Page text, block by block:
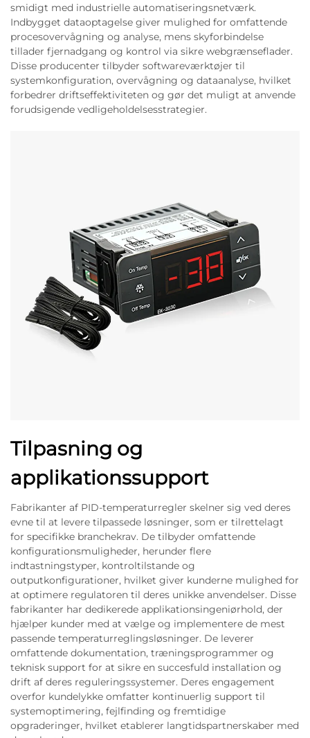
smidigt med industrielle automatiseringsnetværk.
Indbygget dataoptagelse giver mulighed for omfattende
procesovervågning og analyse, mens skyforbindelse
tillader fjernadgang og kontrol via sikre webgrænseflader.
Disse producenter tilbyder softwareværktøjer til
systemkonfiguration, overvågning og dataanalyse, hvilket
forbedrer driftseffektiviteten og gør det muligt at anvende
forudsigende vedligeholdelsesstrategier.
Tilpasning og
applikationssupport
Fabrikanter af PID-temperaturregler skelner sig ved deres
evne til at levere tilpassede løsninger, som er tilrettelagt
for specifikke branchekrav. De tilbyder omfattende
konfigurationsmuligheder, herunder flere
indtastningstyper, kontroltilstande og
outputkonfigurationer, hvilket giver kunderne mulighed for
at optimere regulatoren til deres unikke anvendelser. Disse
fabrikanter har dedikerede applikationsingeniørhold, der
hjælper kunder med at vælge og implementere de mest
passende temperaturreglingsløsninger. De leverer
omfattende dokumentation, træningsprogrammer og
teknisk support for at sikre en succesfuld installation og
drift af deres reguleringssystemer. Deres engagement
overfor kundelykke omfatter kontinuerlig support til
systemoptimering, fejlfinding og fremtidige
opgraderinger, hvilket etablerer langtidspartnerskaber med